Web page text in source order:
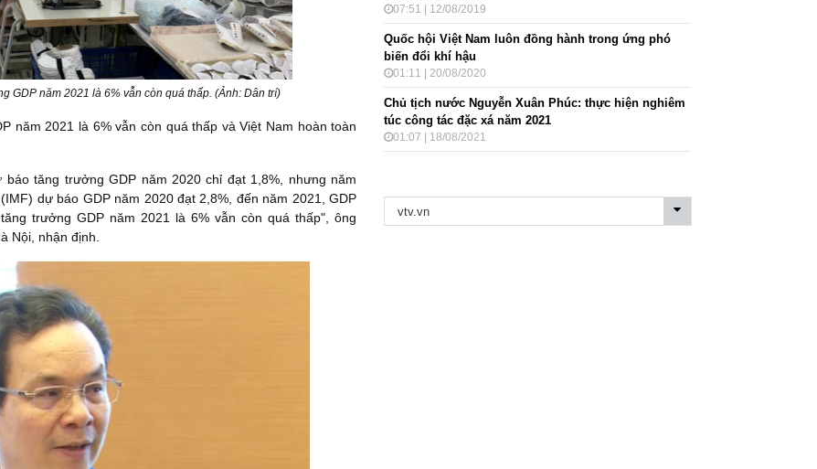
GDP năm 2021 là 6% vẫn còn quá thấp. (Ảnh: Dân trí)
năm 2021 là 6% vẫn còn quá thấp và Việt Nam hoàn toàn
tăng trưởng GDP năm 2020 chỉ đạt 1,8%, nhưng năm
dự báo GDP năm 2020 đạt 2,8%, đến năm 2021, GDP
trưởng GDP năm 2021 là 6% vẫn còn quá thấp", ông
Nội, nhận định.
07:51 | 12/08/2019
Quốc hội Việt Nam luôn đồng hành trong ứng phó
biến đổi khí hậu
01:11 | 20/08/2020
Chủ tịch nước Nguyễn Xuân Phúc: thực hiện nghiêm
túc công tác đặc xá năm 2021
01:07 | 18/08/2021